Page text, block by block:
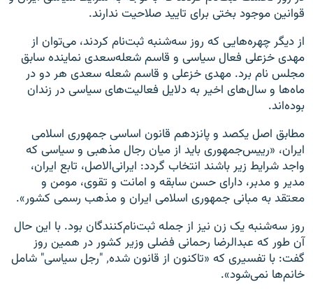
قوانین موجود بختی برای تایید صلاحیت ندارند.
از دیگر چهره‌هایی که روز سه‌شنبه ثبت‌نام کردند، می‌توان از
مهدی خزعلی فعال سیاسی و قاسم شعله‌سعدی نماینده سابق
مجلس نام برد. مهدی خزعلی و قاسم شعله سعدی هر دو در
ماه‌ها و سال‌های اخیر به دلایل فعالیت‌های سیاسی در زندان
بوده‌اند.
مطابق اصل یکصد و پانزدهم قانون اساسی جمهوری اسلامی
ایران، «رییس‏‌جمهوری باید از میان‏ رجال‏ مذهبی‏ و سیاسی‏ که‏
واجد شرایط زیر باشند انتخاب‏ گردد: ایرانی‏‌الاصل‏، تابع ایران‏،
مدیر و مدبر، دارای‏ حسن‏ سابقه‏ و امانت‏ و تقوی‏، مومن‏ و
معتقد به‏ مبانی‏ جمهوری‏ اسلامی‏ ایران‏ و مذهب‏ رسمی‏ کشور».
روز سه‌شنبه یک زن نیز از جمله ثبت‌نام‌کنندگان بود. با این حال
آن طور که عبدالرضا رحمانی فضلی وزیر کشور در همین روز
گفت: با تفسیری که «تاکنون از قانون شده٬ "رجل سیاسی" شامل
خانم‌ها نمی‌شود».